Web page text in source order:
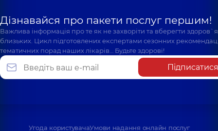
Дізнавайся про пакети послуг першим!
Важлива інформація про те як не захворіти та вберегти
близьких. Цикл підготовлених експертами сезонних
тематичних порад наших лікарів… Будьте здорові!
Підписатися
Угода користувачаУмови надання онлайн послуг